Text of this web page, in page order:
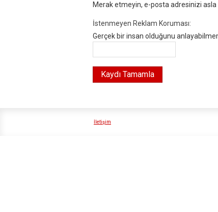
Merak etmeyin, e-posta adresinizi asla
İstenmeyen Reklam Koruması:
Gerçek bir insan olduğunu
İletişim